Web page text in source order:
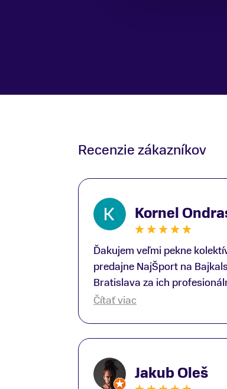
Recenzie zákazníkov
Kornel
Ďakujem veľmi pekne
predajne NajŠport na
Bratislava za ich
prístup k zákazníkom; Zvlášť
ako aj prilby.. všetko značka
Pán Martin Guniš mi svojou
Čítať viac
Jakub Oleš